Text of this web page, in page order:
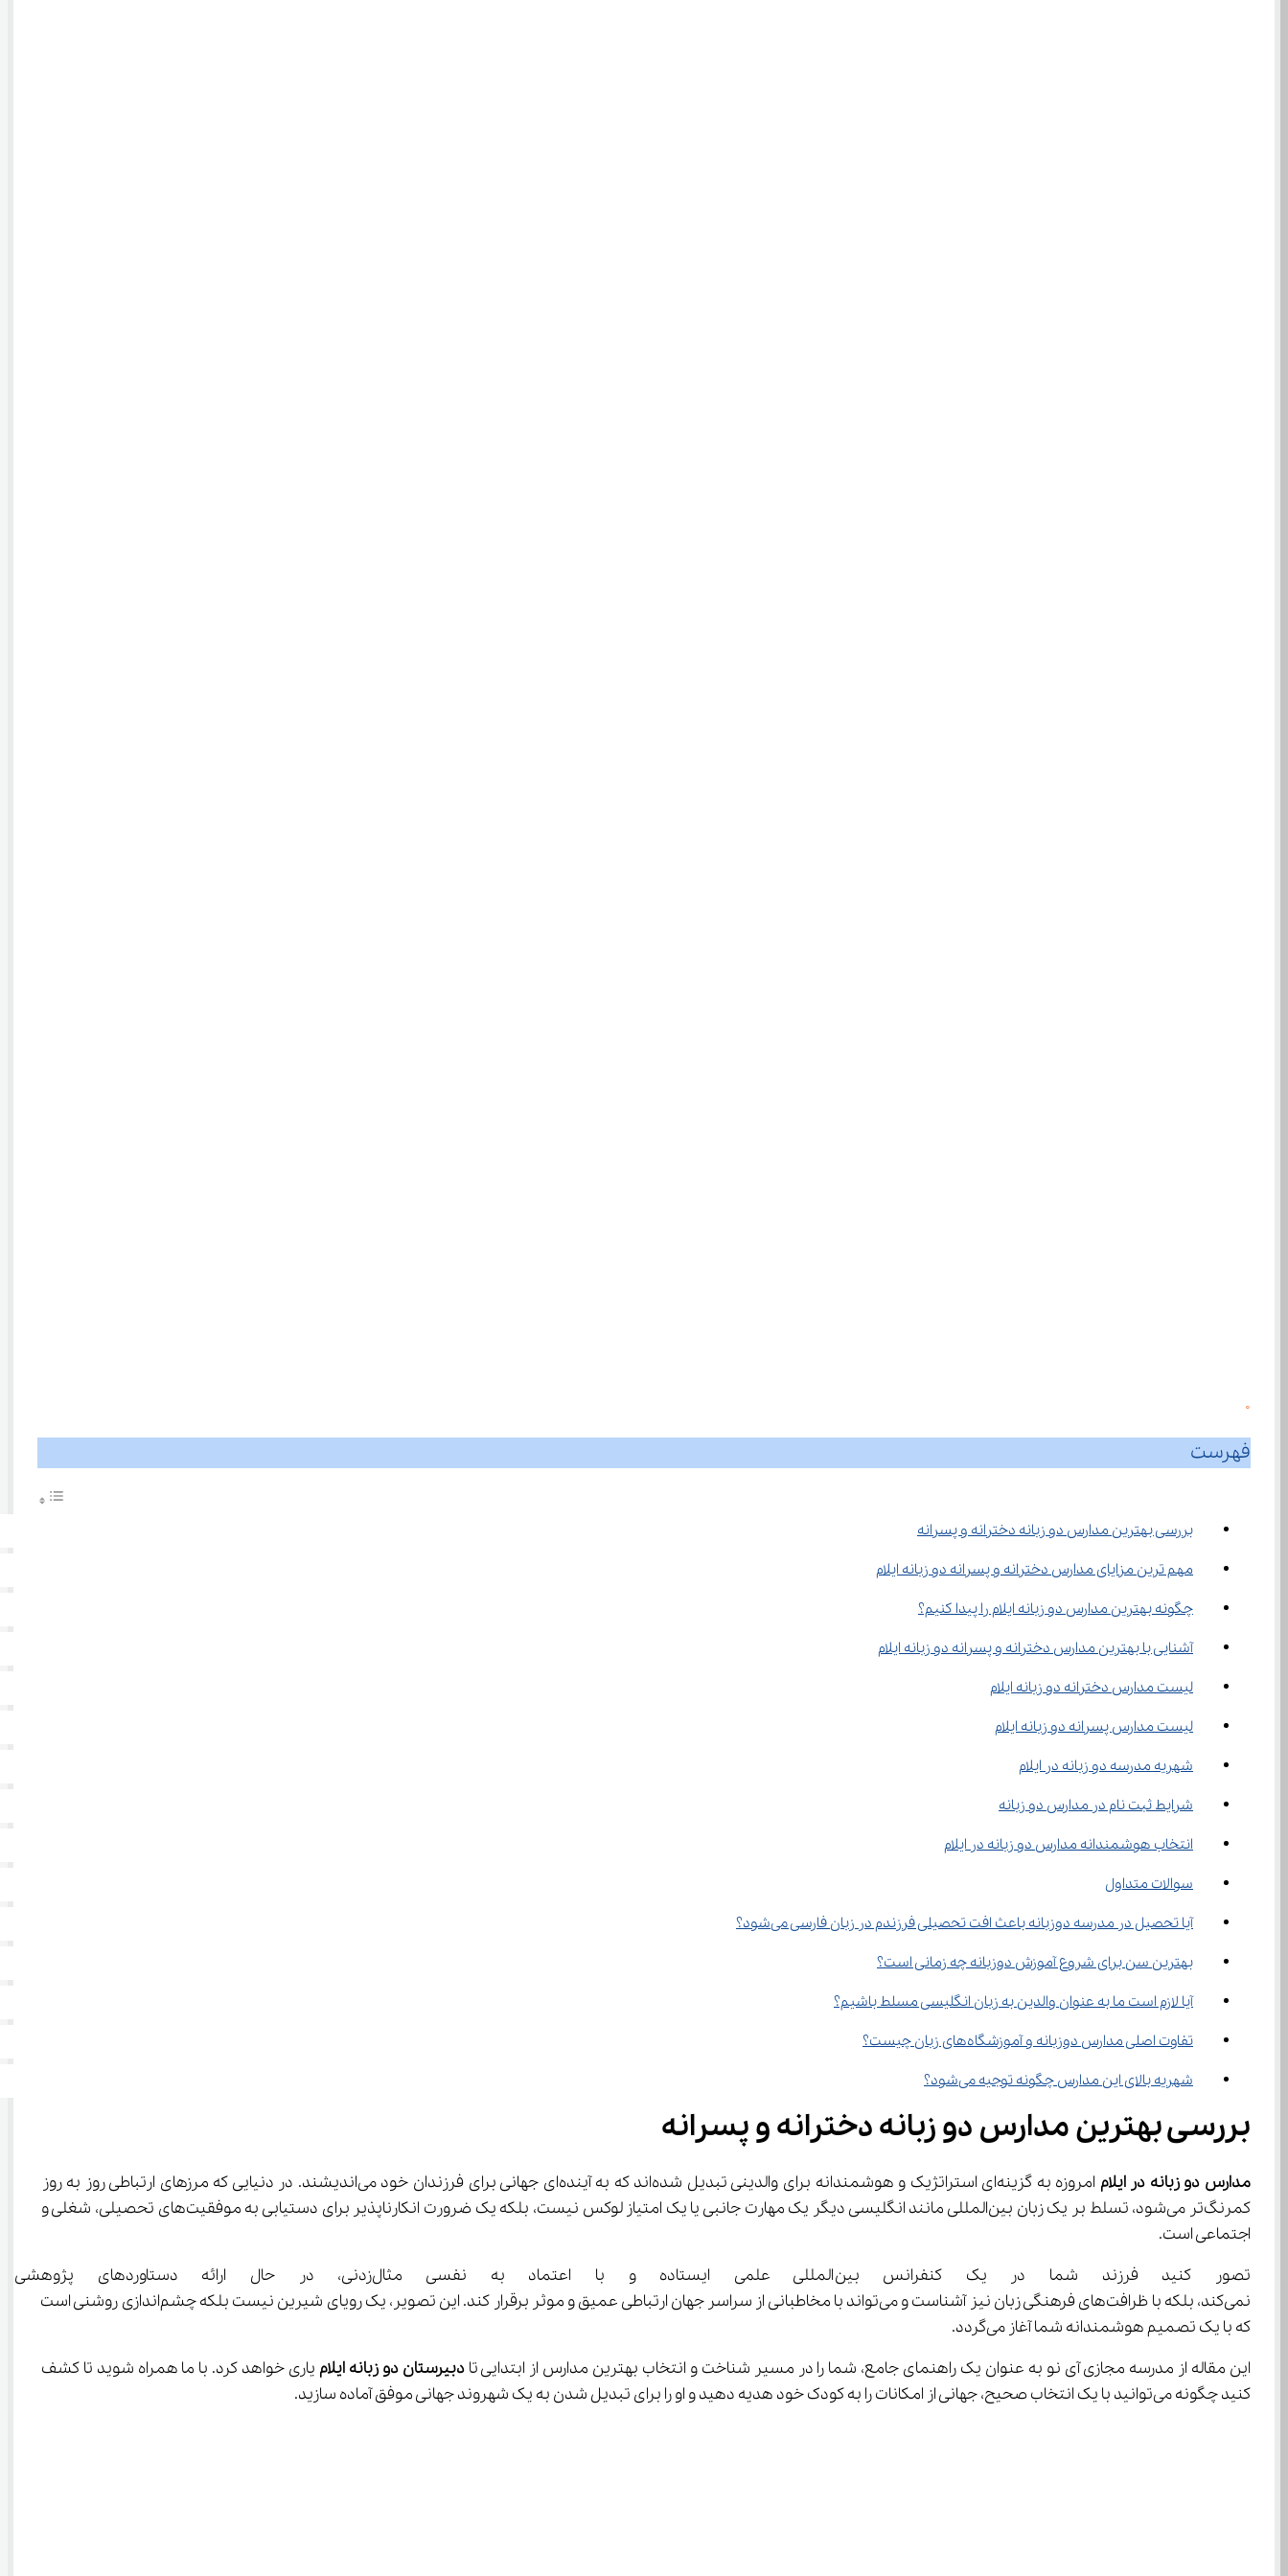
0
فهرست
بررسی بهترین مدارس دو زبانه دخترانه و پسرانه
مهم ترین مزایای مدارس دخترانه و پسرانه دو زبانه ایلام
چگونه بهترین مدارس دو زبانه ایلام را پیدا کنیم؟
آشنایی با بهترین مدارس دخترانه و پسرانه دو زبانه ایلام
لیست مدارس دخترانه دو زبانه ایلام
لیست مدارس پسرانه دو زبانه ایلام
شهریه مدرسه دو زبانه در ایلام
شرایط ثبت نام در مدارس دو زبانه
انتخاب هوشمندانه مدارس دو زبانه در ایلام
سوالات متداول
آیا تحصیل در مدرسه دوزبانه باعث افت تحصیلی فرزندم در زبان فارسی می‌شود؟
بهترین سن برای شروع آموزش دوزبانه چه زمانی است؟
آیا لازم است ما به عنوان والدین به زبان انگلیسی مسلط باشیم؟
تفاوت اصلی مدارس دوزبانه و آموزشگاه‌های زبان چیست؟
شهریه بالای این مدارس چگونه توجیه می‌شود؟
بررسی بهترین مدارس دو زبانه دخترانه و پسرانه
مدارس دو زبانه در ایلام
امروزه به گزینه‌ای استراتژیک و هوشمندانه برای والدینی تبدیل شده‌اند که به آینده‌ای جهانی برای فرزندان خود می‌اندیشند. در دنیایی که مرزهای ارتباطی روز به روز
کمرنگ‌تر می‌شود، تسلط بر یک زبان بین‌المللی مانند انگلیسی دیگر یک مهارت جانبی یا یک امتیاز لوکس نیست، بلکه یک ضرورت انکارناپذیر برای دستیابی به موفقیت‌های تحصیلی، شغلی و
اجتماعی است.
تصور کنید فرزند شما در یک کنفرانس بین‌المللی علمی ایستاده و با
نمی‌کند، بلکه با ظرافت‌های فرهنگی زبان نیز آشناست و می‌تواند با مخاطبانی از سراسر جهان ارتباطی عمیق و موثر برقرار کند. این تصویر، یک رویای شیرین نیست بلکه چشم‌اندازی روشنی است
که با یک تصمیم هوشمندانه شما آغاز می‌گردد.
این مقاله از مدرسه مجازی آی نو به عنوان یک راهنمای جامع، شما را در مسیر شناخت و انتخاب بهترین مدارس از ابتدایی تا دبیرستان دو زبانه ایلام یاری خواهد کرد. با ما همراه شوید تا کشف
کنید چگونه می‌توانید با یک انتخاب صحیح، جهانی از امکانات را به کودک خود هدیه دهید و او را برای تبدیل شدن به یک شهروند جهانی موفق آماده سازید.